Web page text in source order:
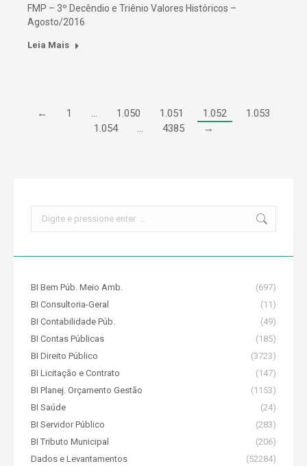
FMP – 3º Decêndio e Triênio Valores Históricos –
Agosto/2016
Leia Mais
← 1 … 1.050 1.051 1.052
1.053
1.054
… 4385 →
BI Bem Púb. Meio Amb.
(697)
BI Consultoria-Geral
(11)
BI Contabilidade Púb.
(49)
BI Contas Públicas
(185)
BI Direito Público
(3723)
BI Licitação e Contrato
(147)
BI Planej. Orçamento Gestão
(1153)
BI Saúde
(24)
BI Servidor Público
(283)
BI Tributo Municipal
(206)
Dados e Levantamentos
(52284)